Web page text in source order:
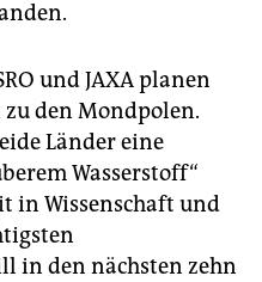
und JAXA planen
den Mondpolen.
Länder eine
Wasserstoff“
in Wissenschaft und
in den nächsten zehn